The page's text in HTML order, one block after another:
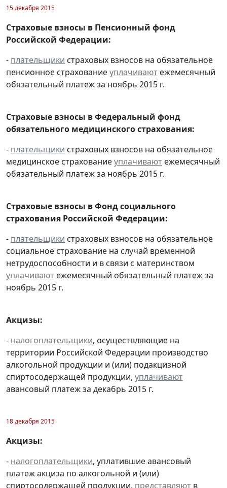
15 декабря 2015
Страховые взносы в Пенсионный фонд
Российской Федерации:
- плательщики страховых взносов на обязательное
пенсионное страхованиеуплачивают ежемесячный
обязательный платеж за ноябрь 2015 г.
Страховые взносы в Федеральный фонд
обязательного медицинского страхования:
- плательщики страховых взносов на обязательное
медицинское страхованиеуплачивают ежемесячный
обязательный платеж за ноябрь 2015 г.
Страховые взносы в Фонд социального
страхования Российской Федерации:
- плательщики страховых взносов на обязательное
социальное страхование на случай временной
нетрудоспособности и в связи с материнством
уплачивают ежемесячный обязательный платеж за
ноябрь 2015 г.
Акцизы:
- налогоплательщики, осуществляющие на
территории Российской Федерации производство
алкогольной продукции и (или) подакцизной
спиртосодержащей продукции, уплачивают
авансовый платеж за декабрь 2015 г.
18 декабря 2015
Акцизы:
- налогоплательщики, уплатившие авансовый
платеж акциза по алкогольной и (или)
спиртосодержащей продукции, представляют в